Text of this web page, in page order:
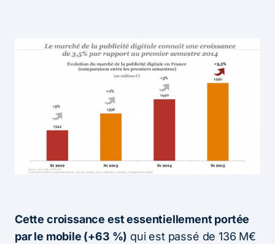
Cette croissance est essentiellement portée
par le mobile (+63 %) qui est passé de 136 M€